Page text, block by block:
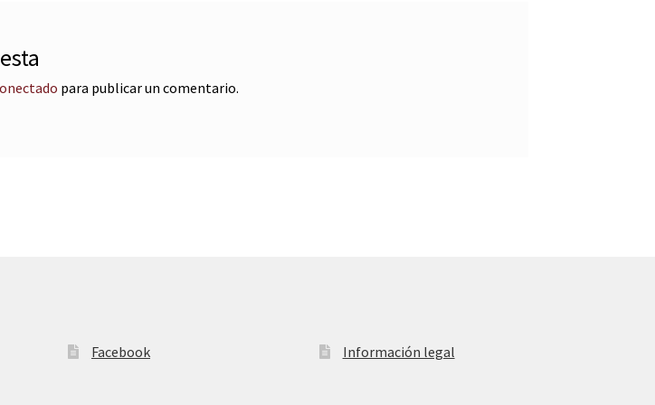
para publicar un comentario.
Facebook Información legal